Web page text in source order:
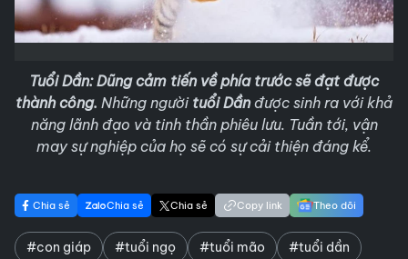
Tuổi Dần: Dũng cảm tiến về phía trước sẽ đạt được
thành công. Những người tuổi Dầnđược sinh ra với khả
năng lãnh đạo và tinh thần phiêu lưu. Tuần tới, vận
may sự nghiệp của họ sẽ có sự cải thiện đáng kể.
Chia sẻ Chia sẻ Chia sẻ Copy link Theo dõi
#con giáp #tuổi ngọ #tuổi mão #tuổi dần